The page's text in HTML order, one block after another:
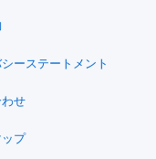
ーステートメント
せ
プ